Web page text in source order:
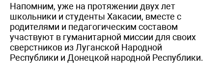
Напомним, уже на протяжении двух лет
школьники и студенты Хакасии, вместе с
родителями и педагогическим составом
участвуют в гуманитарной миссии для своих
сверстников из Луганской Народной
Республики и Донецкой народной Республики.